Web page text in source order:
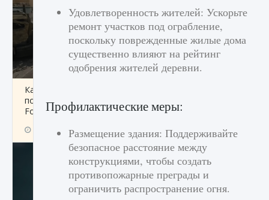
Как исправить текстовую ошибку
пользовательского интерфейса Delta
Force Hawk Ops
9 августа 2024 0
Удовлетворенность жителей: Ускорьте
ремонт участков под ограбление,
поскольку поврежденные жилые дома
существенно влияют на рейтинг
одобрения жителей деревни.
Профилактические меры:
Размещение здания: Поддерживайте
безопасное расстояние между
конструкциями, чтобы создать
противопожарные преграды и
ограничить распространение огня.